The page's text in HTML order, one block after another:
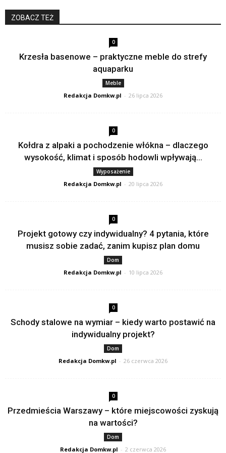
ZOBACZ TEŻ
0
Krzesła basenowe – praktyczne meble do strefy
aquaparku
Meble
Redakcja Domkw.pl - 26 lipca 2026
0
Kołdra z alpaki a pochodzenie włókna – dlaczego
wysokość, klimat i sposób hodowli wpływają...
Wyposażenie
Redakcja Domkw.pl - 20 lipca 2026
0
Projekt gotowy czy indywidualny? 4 pytania, które
musisz sobie zadać, zanim kupisz plan domu
Dom
Redakcja Domkw.pl - 10 lipca 2026
0
Schody stalowe na wymiar – kiedy warto postawić na
indywidualny projekt?
Dom
Redakcja Domkw.pl - 26 czerwca 2026
0
Przedmieścia Warszawy – które miejscowości zyskują
na wartości?
Dom
Redakcja Domkw.pl - 2 czerwca 2026